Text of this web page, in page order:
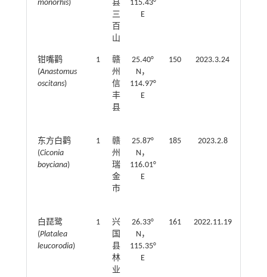
monorhis)
县
三
百
山
115.43°
E
钳嘴鹳
(Anastomus
oscitans)
1
赣
州
信
丰
县
25.40°
N，
114.97°
E
150 2023.3.24
东方白鹳
(Ciconia
boyciana)
1
赣
州
瑞
金
市
25.87°
N，
116.01°
E
185 2023.2.8
白琵鹭
(Platalea
leucorodia)
1
兴
国
县
林
业
26.33°
N，
115.35°
E
161 2022.11.19